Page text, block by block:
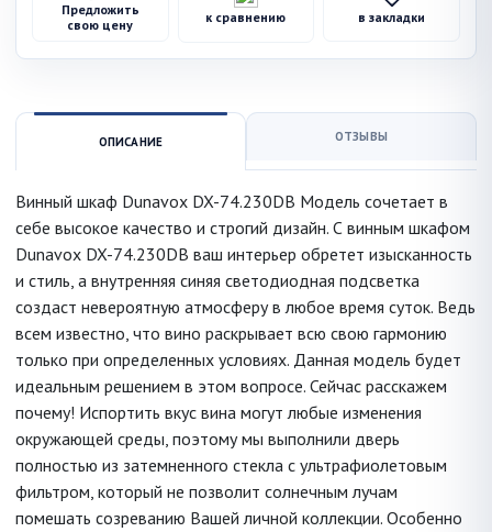
Предложить
свою цену
к сравнению в закладки
ОПИСАНИЕ ОТЗЫВЫ
Винный шкаф Dunavox DX-74.230DB Модель сочетает в
себе высокое качество и строгий дизайн. С винным шкафом
Dunavox DX-74.230DB ваш интерьер обретет изысканность
и стиль, а внутренняя синяя светодиодная подсветка
создаст невероятную атмосферу в любое время суток. Ведь
всем известно, что вино раскрывает всю свою гармонию
только при определенных условиях. Данная модель будет
идеальным решением в этом вопросе. Сейчас расскажем
почему! Испортить вкус вина могут любые изменения
окружающей среды, поэтому мы выполнили дверь
полностью из затемненного стекла с ультрафиолетовым
фильтром, который не позволит солнечным лучам
помешать созреванию Вашей личной коллекции. Особенно